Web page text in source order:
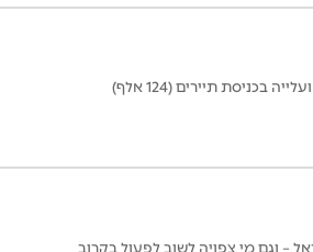
– וגם מי צפויה לשוב לפעול בקרוב